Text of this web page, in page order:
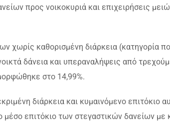
προς νοικοκυριά και επιχειρήσεις
χωρίς καθορισμένη διάρκεια (κατηγορία
δάνεια και υπεραναλήψεις από
στο 14,99%.
διάρκεια και κυμαινόμενο επιτόκιο
επιτόκιο των στεγαστικών δανείων με